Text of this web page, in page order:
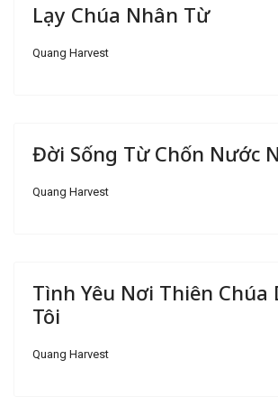
Lạy Chúa Nhân Từ
Quang Harvest
Đời Sống Từ Chốn Nước
Quang Harvest
Tình Yêu Nơi Thiên Chúa
Tôi
Quang Harvest